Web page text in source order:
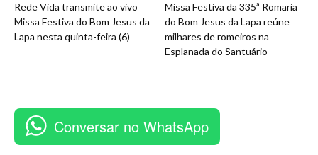
Rede Vida transmite ao vivo
Missa Festiva do Bom Jesus da
Lapa nesta quinta-feira (6)
Missa Festiva da 335ª Romaria
do Bom Jesus da Lapa reúne
milhares de romeiros na
Esplanada do Santuário
Conversar no WhatsApp